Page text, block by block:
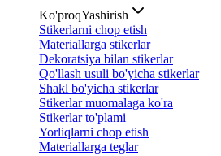
Ko'proqYashirish
Stikerlarni chop etish
Materiallarga stikerlar
Dekoratsiya bilan stikerlar
Qo'llash usuli bo'yicha stikerlar
Shakl bo'yicha stikerlar
Stikerlar muomalaga ko'ra
Stikerlar to'plami
Yorliqlarni chop etish
Materiallarga teglar